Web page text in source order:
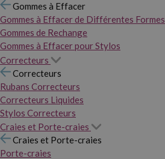
Gommes à Effacer
Gommes à Effacer de Différentes Formes
Gommes de Rechange
Gommes à Effacer pour Stylos
Correcteurs
Correcteurs
Rubans Correcteurs
Correcteurs Liquides
Stylos Correcteurs
Craies et Porte-craies
Craies et Porte-craies
Porte-craies